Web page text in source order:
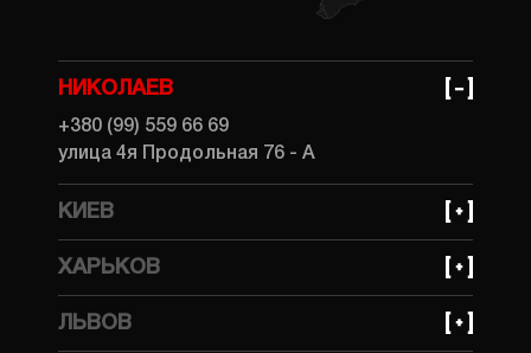
НИКОЛАЕВ
+380 (99) 559 66 69
улица 4я Продольная 76 - А
КИЕВ
улица Ивана Федорова, 31
ХАРЬКОВ
улица Динамовская, 10
ЛЬВОВ